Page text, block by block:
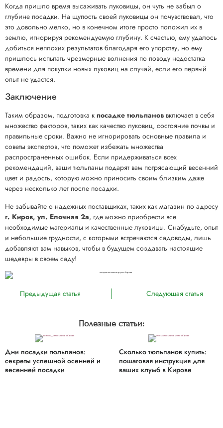
Когда пришло время высаживать луковицы, он чуть не забыл о
глубине посадки. На щупость своей луковицы он почувствовал, что
это довольно мелко, но в конечном итоге просто положил их в
землю, игнорируя рекомендуемую глубину. К счастью, ему удалось
добиться неплохих результатов благодаря его упорству, но ему
пришлось испытать чрезмерные волнения по поводу недостатка
времени для покупки новых луковиц на случай, если его первый
опыт не удастся.
Заключение
Таким образом, подготовка к посадке тюльпанов включает в себя
множество факторов, таких как качество луковиц, состояние почвы и
правильные сроки. Важно не игнорировать основные правила и
советы экспертов, что поможет избежать множества
распространенных ошибок. Если придерживаться всех
рекомендаций, ваши тюльпаны подарят вам потрясающий весенний
цвет и радость, которую можно приносить своим близким даже
через несколько лет после посадки.
Не забывайте о надежных поставщиках, таких как магазин по адресу
г. Киров, ул. Елочная 2а, где можно приобрести все
необходимые материалы и качественные луковицы. Снабудьте, опыт
и небольшие трудности, с которыми встречаются садоводы, лишь
добавляют вам навыков, чтобы в будущем создавать настоящие
шедевры в своем саду!
Предыдущая статья Следующая статья
Полезные статьи:
Дни посадки тюльпанов:
секреты успешной осенней и
весенней посадки
Сколько тюльпанов купить:
пошаговая инструкция для
ваших клумб в Кирове